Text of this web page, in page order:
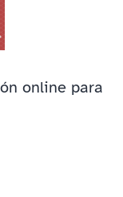
online para